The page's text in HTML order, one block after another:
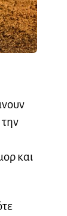
και